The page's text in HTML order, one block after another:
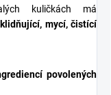
kuličkách má
mycí, čistící
povolených